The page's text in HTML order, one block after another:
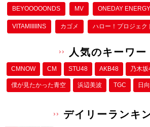
BEYOOOOONDS MV ONEDAY
VITAMIIIIINS カゴメ ハロー！プロジェク
人気のキーワー
CMNOW CM STU48 AKB48 乃木坂
僕が⾒たかった⻘空 浜辺美波 TGC 日
デイリーランキ